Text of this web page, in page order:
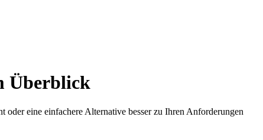
Überblick
eine einfachere Alternative besser zu Ihren Anforderungen